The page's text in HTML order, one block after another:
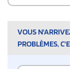
VOUS
PROBLÈMES,